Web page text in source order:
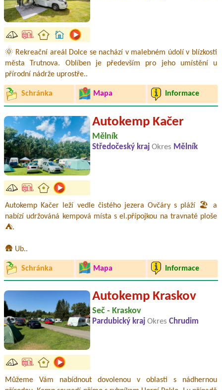
🌞 Rekreační areál Dolce se nachází v malebném údolí v blízkosti
města Trutnova. Oblíben je především pro jeho umístění u
přírodní nádrže uprostře..
Schránka Mapa Informace
Autokemp Kačer
Mělník
Středočeský kraj Okres Mělník
Autokemp Kačer leží vedle čistého jezera Ovčáry s pláží 🏖️ a
nabízí udržováná kempová místa s el.přípojkou na travnaté ploše
⛺.
🛖 Ub..
Schránka Mapa Informace
Autokemp Kraskov
Seč - Kraskov
Pardubický kraj Okres Chrudim
Můžeme Vám nabídnout dovolenou v oblasti s nádhernou